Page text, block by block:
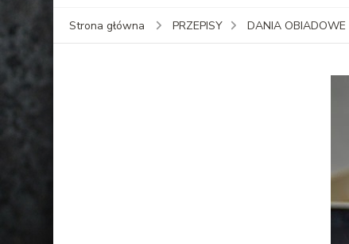
Strona główna PRZEPISY DANIA OBIADOWE